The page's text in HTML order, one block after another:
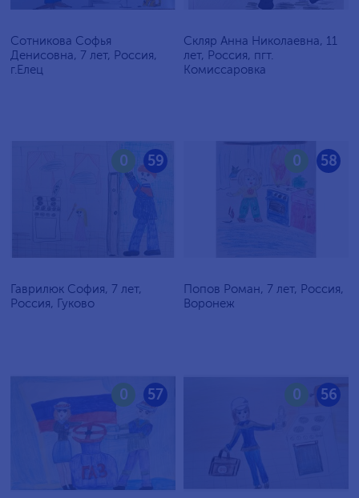
Сотникова Софья
Денисовна, 7 лет, Россия,
г.Елец
Скляр Анна Николаевна, 11
лет, Россия, пгт.
Комиссаровка
59
0
Гаврилюк София, 7 лет,
Россия, Гуково
58
0
Попов Роман, 7 лет, Россия,
Воронеж
57
0 56
0